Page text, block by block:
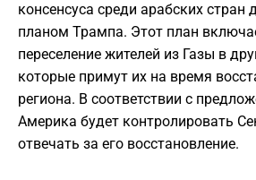
консенсуса среди арабских стран
планом Трампа. Этот план
переселение жителей из Газы в
которые примут их на время
региона. В соответствии с
Америка будет контролировать
отвечать за его восстановление.